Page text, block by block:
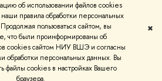
об использовании файлов cookies
правила обработки персональных
пользоваться сайтом, вы
что были проинформированы об
cookies сайтом НИУ ВШЭ и согласны
обработки персональных данных. Вы
файлы cookies в настройках Вашего
браузера.
✖
и контакты Условия использования
Карта сайта
разработаны вШколе дизайна НИУ ВШЭ